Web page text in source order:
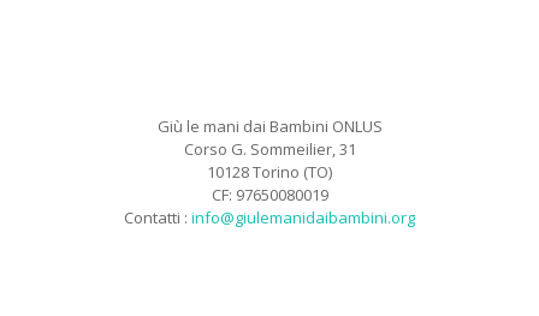
Giù le mani dai Bambini ONLUS
Corso G. Sommeilier, 31
10128 Torino (TO)
CF: 97650080019
Contatti : info@giulemanidaibambini.org